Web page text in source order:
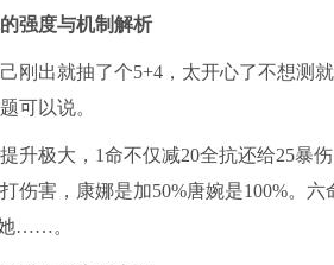
强度与机制解析
刚出就抽了个5+4，太开心了不想测
可以说。
升极大，1命不仅减20全抗还给25暴
伤害，康娜是加50%唐婉是100%。
……。